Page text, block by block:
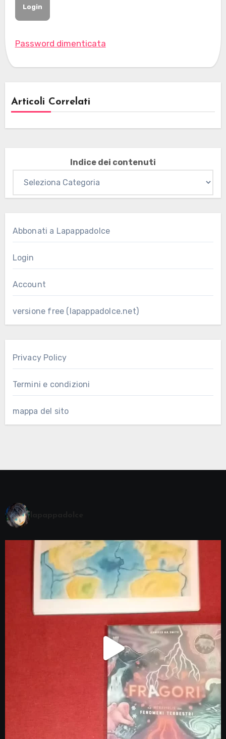
Password dimenticata
Articoli Correlati
Indice dei contenuti
Abbonati a Lapappadolce
Login
Account
versione free (lapappadolce.net)
Privacy Policy
Termini e condizioni
mappa del sito